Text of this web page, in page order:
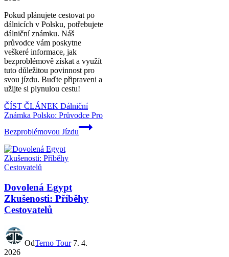
Pokud plánujete cestovat po
dálnicích v Polsku, potřebujete
dálniční známku. Náš
průvodce vám poskytne
veškeré informace, jak
bezproblémově získat a využít
tuto důležitou povinnost pro
svou jízdu. Buďte připraveni a
užijte si plynulou cestu!
ČÍST ČLÁNEK Dálniční
Známka Polsko: Průvodce Pro
Bezproblémovou Jízdu
Dovolená Egypt
Zkušenosti: Příběhy
Cestovatelů
OdTerno Tour 7. 4.
2026